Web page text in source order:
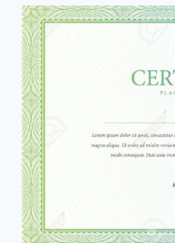
GATOS
–